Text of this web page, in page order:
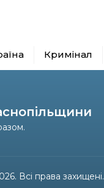
Кримінал
Всі права захищені.